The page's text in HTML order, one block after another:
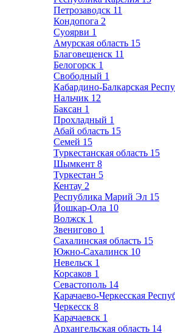
Петрозаводск 11
Кондопога 2
Суоярви 1
Амурская область 15
Благовещенск 11
Белогорск 1
Свободный 1
Кабардино-Балкарская
Нальчик 12
Баксан 1
Прохладный 1
Абай область 15
Семей 15
Туркестанская область 15
Шымкент 8
Туркестан 5
Кентау 2
Республика Марий Эл 15
Йошкар-Ола 10
Волжск 1
Звенигово 1
Сахалинская область 15
Южно-Сахалинск 10
Невельск 1
Корсаков 1
Севастополь 14
Карачаево-Черкесская
Черкесск 8
Карачаевск 1
Архангельская область 14